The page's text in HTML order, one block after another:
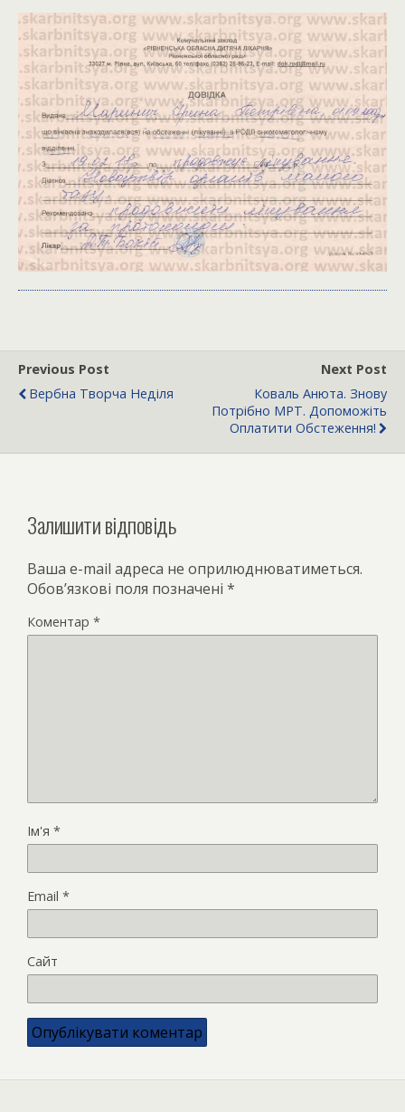
Previous Post
Вербна Творча Неділя
Next Post
Коваль Анюта. Знову
Потрібно МРТ. Допоможіть
Оплатити Обстеження!
Залишити відповідь
Ваша e-mail адреса не оприлюднюватиметься.
Обов’язкові поля позначені *
Коментар *
Ім'я *
Email *
Сайт